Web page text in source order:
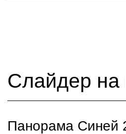
Слайдер на
Панорама Синей